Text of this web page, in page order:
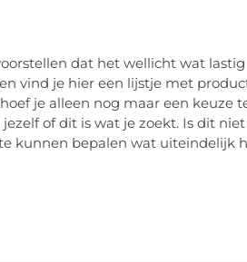
dat het wellicht wat lastig
vind je hier een lijstje met
je alleen nog maar een keuze
of dit is wat je zoekt. Is dit
kunnen bepalen wat uiteindelijk